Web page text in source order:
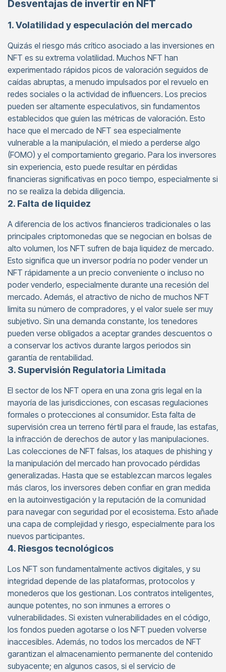
Desventajas de invertir en NFT
1. Volatilidad y especulación del mercado
Quizás el riesgo más crítico asociado a las inversiones en
NFT es su extrema volatilidad. Muchos NFT han
experimentado rápidos picos de valoración seguidos de
caídas abruptas, a menudo impulsados por el revuelo en
redes sociales o la actividad de influencers. Los precios
pueden ser altamente especulativos, sin fundamentos
establecidos que guíen las métricas de valoración. Esto
hace que el mercado de NFT sea especialmente
vulnerable a la manipulación, el miedo a perderse algo
(FOMO) y el comportamiento gregario. Para los inversores
sin experiencia, esto puede resultar en pérdidas
financieras significativas en poco tiempo, especialmente si
no se realiza la debida diligencia.
2. Falta de liquidez
A diferencia de los activos financieros tradicionales o las
principales criptomonedas que se negocian en bolsas de
alto volumen, los NFT sufren de baja liquidez de mercado.
Esto significa que un inversor podría no poder vender un
NFT rápidamente a un precio conveniente o incluso no
poder venderlo, especialmente durante una recesión del
mercado. Además, el atractivo de nicho de muchos NFT
limita su número de compradores, y el valor suele ser muy
subjetivo. Sin una demanda constante, los tenedores
pueden verse obligados a aceptar grandes descuentos o
a conservar los activos durante largos periodos sin
garantía de rentabilidad.
3. Supervisión Regulatoria Limitada
El sector de los NFT opera en una zona gris legal en la
mayoría de las jurisdicciones, con escasas regulaciones
formales o protecciones al consumidor. Esta falta de
supervisión crea un terreno fértil para el fraude, las estafas,
la infracción de derechos de autor y las manipulaciones.
Las colecciones de NFT falsas, los ataques de phishing y
la manipulación del mercado han provocado pérdidas
generalizadas. Hasta que se establezcan marcos legales
más claros, los inversores deben confiar en gran medida
en la autoinvestigación y la reputación de la comunidad
para navegar con seguridad por el ecosistema. Esto añade
una capa de complejidad y riesgo, especialmente para los
nuevos participantes.
4. Riesgos tecnológicos
Los NFT son fundamentalmente activos digitales, y su
integridad depende de las plataformas, protocolos y
monederos que los gestionan. Los contratos inteligentes,
aunque potentes, no son inmunes a errores o
vulnerabilidades. Si existen vulnerabilidades en el código,
los fondos pueden agotarse o los NFT pueden volverse
inaccesibles. Además, no todos los mercados de NFT
garantizan el almacenamiento permanente del contenido
subyacente; en algunos casos, si el servicio de